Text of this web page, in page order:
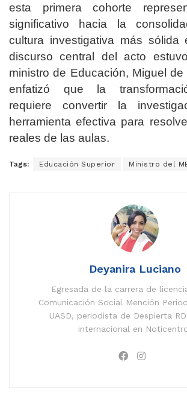
esta primera cohorte
significativo hacia la
cultura investigativa más
discurso central del acto
ministro de Educación, Miguel
enfatizó que la
requiere convertir la
herramienta efectiva para
reales de las aulas.
Tags: Educación Superior Ministro del
Deyanira Luciano
Egresada de la carrera de
Comunicación Social Mención
UASD, periodista de Despierta
internacional en